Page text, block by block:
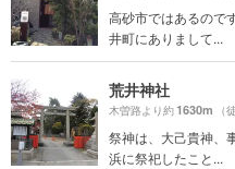
高砂市ではあるので
井町にありまして...
荒井神社
木曽路より約1630m （
祭神は、大己貴神、
浜に祭祀したこと...